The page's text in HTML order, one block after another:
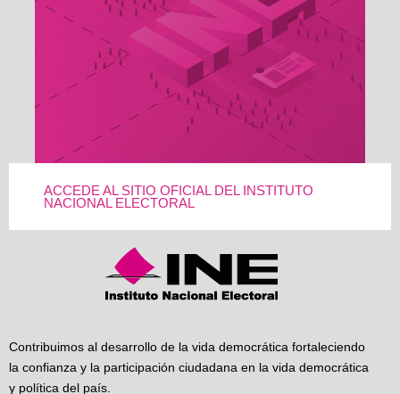
ACCEDE AL SITIO OFICIAL DEL INSTITUTO
NACIONAL ELECTORAL
Contribuimos al desarrollo de la vida democrática fortaleciendo
la confianza y la participación ciudadana en la vida democrática
y política del país.